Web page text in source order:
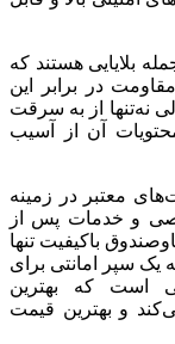
بلایایی هستند که
در برابر این
نه‌تنها از به سرقت
آن از آسیب
معتبر در زمینه
و خدمات پس از
باکیفیت تنها
یک سپر امانتی برای
است که بهترین
و بهترین قیمت